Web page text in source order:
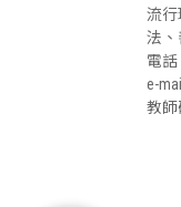
流行
法、
電話
e-
教師